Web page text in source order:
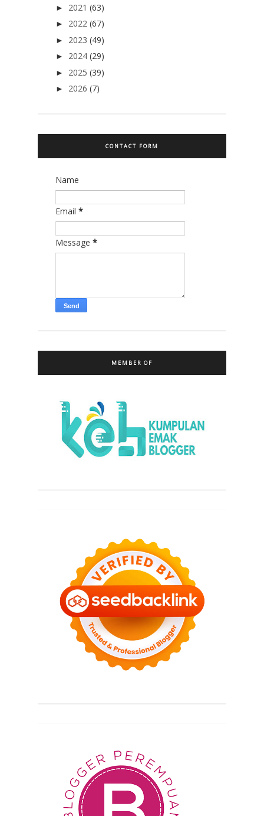
► 2021 (63)
► 2022 (67)
► 2023 (49)
► 2024 (29)
► 2025 (39)
► 2026 (7)
CONTACT FORM
Name
Email *
Message *
MEMBER OF